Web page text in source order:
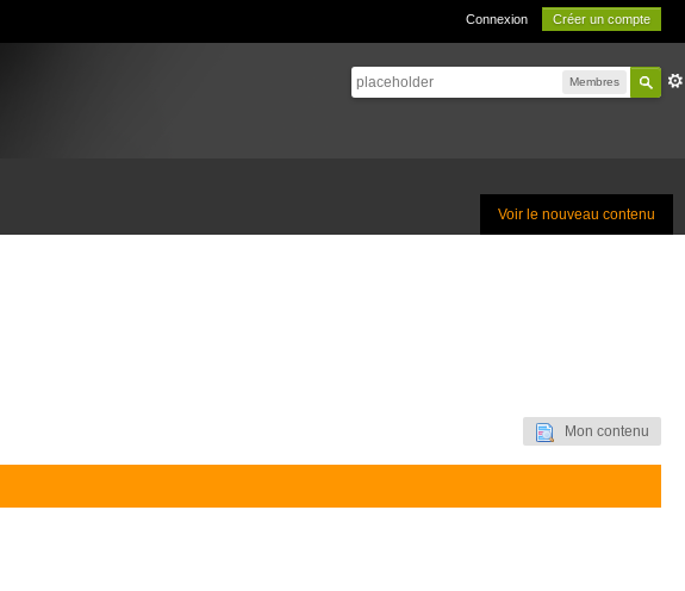
Connexion Créer un compte
Membres
Voir le nouveau contenu
Mon contenu